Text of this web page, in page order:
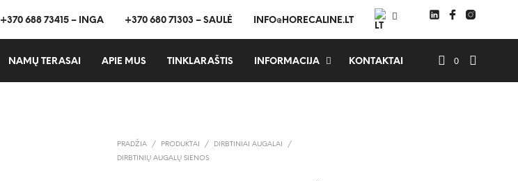
+370 688 73415 – INGA +370 680 71303 – SAULĖ INFO@HORECALINE.LT
NAMŲ TERASAI APIE MUS TINKLARAŠTIS INFORMACIJA KONTAKTAI 0
PRADŽIA / PRODUKTAI / DIRBTINIAI AUGALAI
/
DIRBTINIŲ AUGALŲ SIENOS